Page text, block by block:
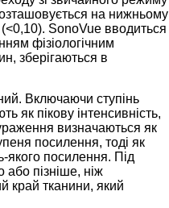
на нижньому
(<0,10). SonoVue вводиться
фізіологічним
зберігаються в
Включаючи ступінь
як пікову інтенсивність,
визначаються як
посилення, тоді як
якого посилення. Під
пізніше, ніж
край тканини, який